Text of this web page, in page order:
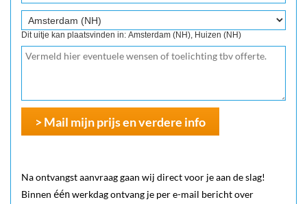
Dit uitje kan plaatsvinden in: Amsterdam (NH), Huizen (NH)
> Mail mijn prijs en verdere info
Na ontvangst aanvraag gaan wij direct voor je aan de slag!
Binnen éénwerkdag ontvang je per e-mail bericht over